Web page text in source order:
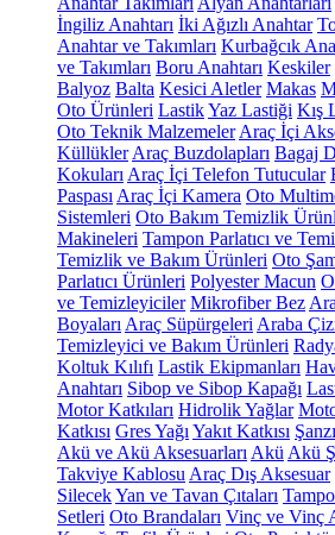
İngiliz Anahtarı İki Ağızlı Anahtar
Anahtar ve Takımları Kurbağcık
ve Takımları Boru Anahtarı Keskiler
Balyoz Balta Kesici Aletler Makas
Oto Ürünleri LastikYaz Lastiği Kış
Oto Teknik Malzemeler Araç İçi
Küllükler Araç Buzdolapları Bagaj
Kokuları Araç İçi Telefon Tutucular
Paspası Araç İçi Kamera Oto
Sistemleri Oto Bakım Temizlik
Makineleri Tampon Parlatıcı ve
Temizlik ve Bakım Ürünleri Oto
Parlatıcı Ürünleri Polyester Macun
ve Temizleyiciler Mikrofiber Bez
Boyaları Araç Süpürgeleri Araba
Temizleyici ve Bakım Ürünleri
Koltuk Kılıfı Lastik Ekipmanları
Anahtarı Sibop ve Sibop Kapağı
Motor Katkıları Hidrolik Yağlar
Katkısı Gres Yağı Yakıt Katkısı
Akü ve Akü Aksesuarları Akü Akü
Takviye Kablosu Araç Dış Aksesuar
SilecekYan ve Tavan Çıtaları
Setleri Oto Brandaları Vinç ve Vinç